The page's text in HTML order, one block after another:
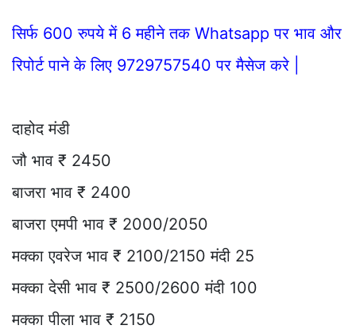
सिर्फ 600 रुपये में 6 महीने तक Whatsapp पर भाव और
रिपोर्ट पाने के लिए 9729757540 पर मैसेज करे |
दाहोद मंडी
जौ भाव ₹ 2450
बाजरा भाव ₹ 2400
बाजरा एमपी भाव ₹ 2000/2050
मक्का एवरेज भाव ₹ 2100/2150 मंदी 25
मक्का देसी भाव ₹ 2500/2600 मंदी 100
मक्का पीला भाव ₹ 2150